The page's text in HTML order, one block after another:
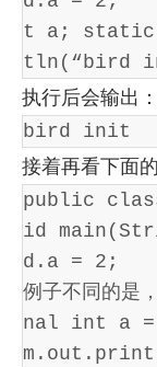
t a; static
tln(“bird
执行后会输出：
bird init
接着再看下面
public
id
d.a = 2;
例子不同的
nal int a